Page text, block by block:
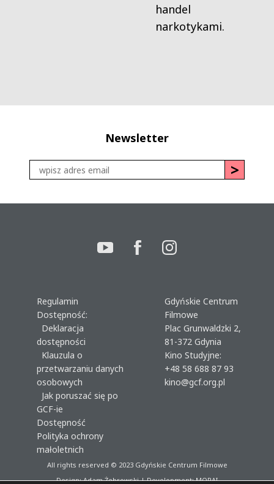
handel
narkotykami.
Newsletter
Regulamin
Dostępność:
Deklaracja
dostępności
Klauzula o
przetwarzaniu danych
osobowych
Jak poruszać się po
GCF-ie
Dostępność
Polityka ochrony
małoletnich
Gdyńskie Centrum
Filmowe
Plac Grunwaldzki 2,
81-372 Gdynia
Kino Studyjne:
+48 58 688 87 93
kino@gcf.org.pl
All rights reserved © 2023Gdyńskie Centrum Filmowe
Design: Adam Żebrowski | Development:MORAI